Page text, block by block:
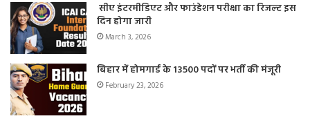
सीए इंटरमीडिएट और फाउंडेशन परीक्षा का रिजल्ट इस
दिन होगा जारी
March 3, 2026
बिहार में होमगार्ड के 13500 पदों पर भर्ती की मंजूरी
February 23, 2026